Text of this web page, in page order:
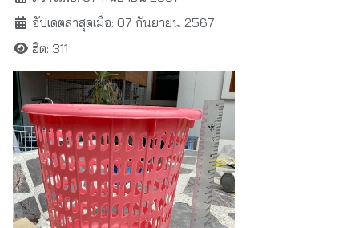
อัปเดตล่าสุดเมื่อ: 07 กันยายน 2567
ฮิต: 311